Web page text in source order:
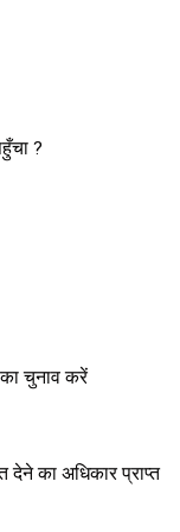
?
चुनाव करें
का अधिकार प्राप्त